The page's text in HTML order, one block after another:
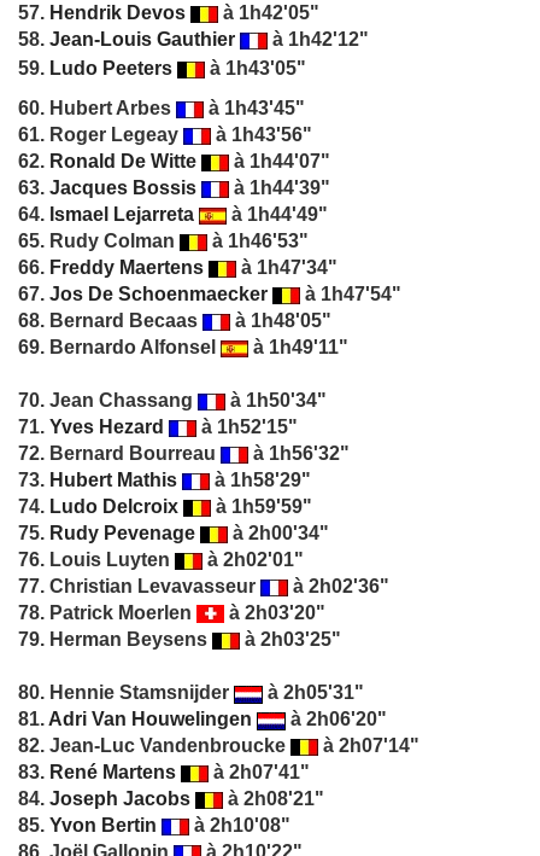
57. Hendrik Devos
à 1h42'05"
58. Jean-Louis Gauthier
à 1h42'12"
59. Ludo Peeters
à 1h43'05"
60. Hubert Arbes
à 1h43'45"
61. Roger Legeay
à 1h43'56"
62. Ronald De Witte
à 1h44'07"
63. Jacques Bossis
à 1h44'39"
64. Ismael Lejarreta
à 1h44'49"
65. Rudy Colman
à 1h46'53"
66. Freddy Maertens
à 1h47'34"
67. Jos De Schoenmaecker
à 1h47'54"
68. Bernard Becaas
à 1h48'05"
69. Bernardo Alfonsel
à 1h49'11"
70. Jean Chassang
à 1h50'34"
71. Yves Hezard
à 1h52'15"
72. Bernard Bourreau
à 1h56'32"
73. Hubert Mathis
à 1h58'29"
74. Ludo Delcroix
à 1h59'59"
75. Rudy Pevenage
à 2h00'34"
76. Louis Luyten
à 2h02'01"
77. Christian Levavasseur
à 2h02'36"
78. Patrick Moerlen
à 2h03'20"
79. Herman Beysens
à 2h03'25"
80. Hennie Stamsnijder
à 2h05'31"
81. Adri Van Houwelingen
à 2h06'20"
82. Jean-Luc Vandenbroucke
à 2h07'14"
83. René Martens
à 2h07'41"
84. Joseph Jacobs
à 2h08'21"
85. Yvon Bertin
à 2h10'08"
86. Joël Gallopin
à 2h10'22"